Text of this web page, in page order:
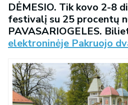
DĖMESIO. Tik kovo 2-8
festivalį su 25 procentų
PAVASARIOGELES.
elektroninėje Pakruojo